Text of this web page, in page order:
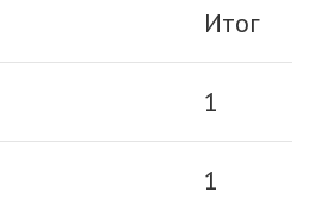
Итог
1
1